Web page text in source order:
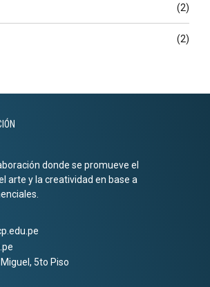
(2)
(2)
donde se promueve el
arte y la creatividad en base a
5to Piso